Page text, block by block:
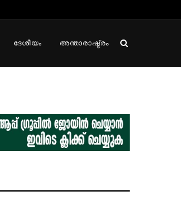
ദേശീയം അന്താരാഷ്ട്രം